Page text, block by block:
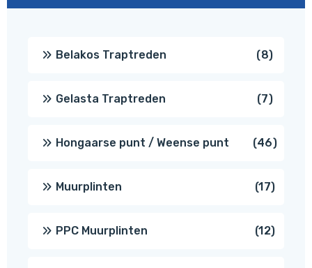
Belakos Traptreden 88
Gelasta Traptreden 77
Hongaarse punt / Weense punt 4646
Muurplinten 1717
PPC Muurplinten 1212